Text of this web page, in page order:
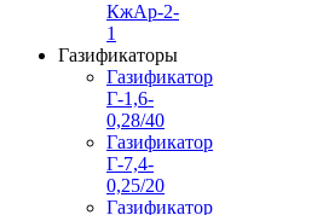
КжАр-2-
1
Газификаторы
Газификатор
Г-1,6-
0,28/40
Газификатор
Г-7,4-
0,25/20
Газификатор